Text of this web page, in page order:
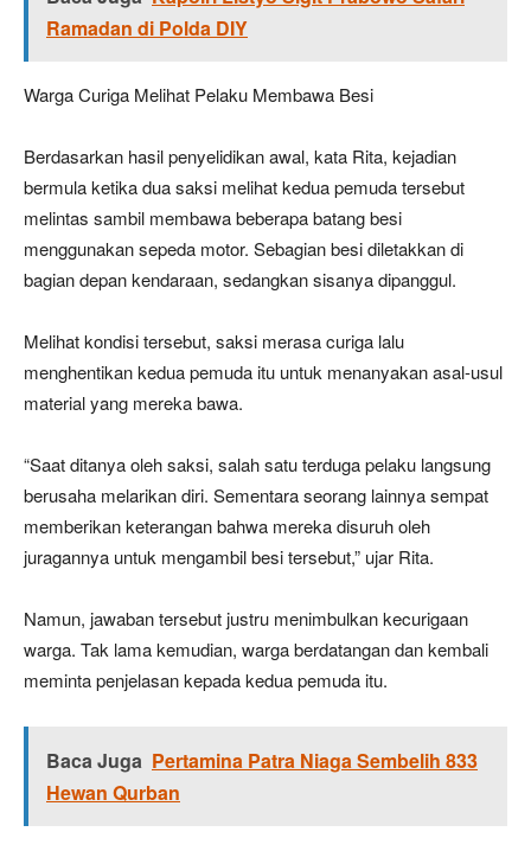
Ramadan di Polda DIY
Warga Curiga Melihat Pelaku Membawa Besi
Berdasarkan hasil penyelidikan awal, kata Rita, kejadian
bermula ketika dua saksi melihat kedua pemuda tersebut
melintas sambil membawa beberapa batang besi
menggunakan sepeda motor. Sebagian besi diletakkan di
bagian depan kendaraan, sedangkan sisanya dipanggul.
Melihat kondisi tersebut, saksi merasa curiga lalu
menghentikan kedua pemuda itu untuk menanyakan asal-usul
material yang mereka bawa.
“Saat ditanya oleh saksi, salah satu terduga pelaku langsung
berusaha melarikan diri. Sementara seorang lainnya sempat
memberikan keterangan bahwa mereka disuruh oleh
juragannya untuk mengambil besi tersebut,” ujar Rita.
Namun, jawaban tersebut justru menimbulkan kecurigaan
warga. Tak lama kemudian, warga berdatangan dan kembali
meminta penjelasan kepada kedua pemuda itu.
Baca Juga Pertamina Patra Niaga Sembelih 833
Hewan Qurban